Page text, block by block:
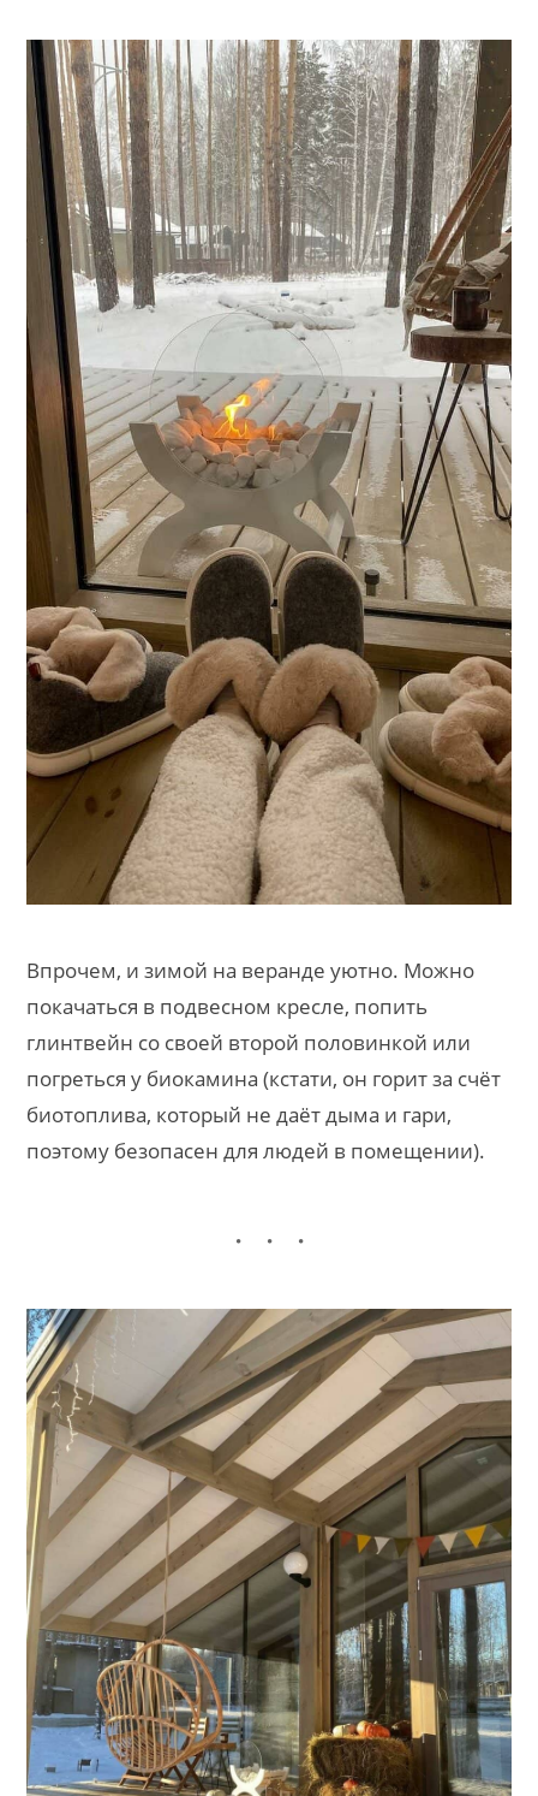
Впрочем, и зимой на веранде уютно. Можно
покачаться в подвесном кресле, попить
глинтвейн со своей второй половинкой или
погреться у биокамина (кстати, он горит за счёт
биотоплива, который не даёт дыма и гари,
поэтому безопасен для людей в помещении).